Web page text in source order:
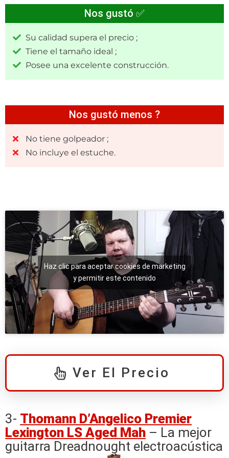
Nos gustó ✅
Su calidad supera el precio ;
Tiene el tamaño ideal ;
Posee una excelente construcción.
Nos gustó menos ?
No tiene golpeador ;
No incluye el estuche.
Haz clic para aceptar cookies de marketing
y permitir este contenido
Ver El Precio
3- Thomann D’Angelico Premier
Lexington LS Aged Mah – La mejor
guitarra Dreadnought electroacústica